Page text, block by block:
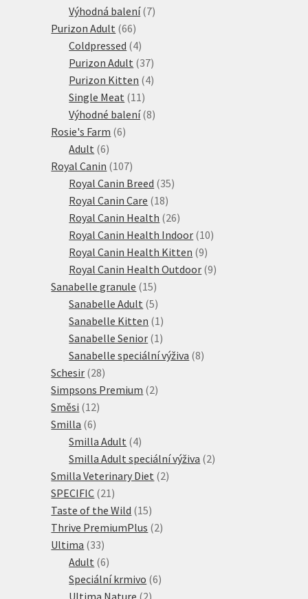
Výhodná balení 77
Purizon Adult 6666
produktů
Coldpressed 44
produkty
Purizon Adult 3737
produktů
Purizon Kitten 44
Single Meat 11 11
produktů
Výhodné balení 88
Rosie's Farm 66
Adult 66
produktů
Royal Canin 107107
produktů
Royal Canin Breed 3535
Royal Canin Care 1818
produktů
Royal Canin Health 2626
produktů
Royal Canin Health Indoor 1010
Royal Canin Health Kitten 99
produktů
Royal Canin Health Outdoor 99
Sanabelle granule 1515
produktů
Sanabelle Adult 55
produktů
Sanabelle Kitten 1 1
produkt
Sanabelle Senior 1 1
produkt
Sanabelle speciální výživa 88
Schesir 2828
produktů
Simpsons Premium 22
Směsi 1212
Smilla 66
produktů
Smilla Adult 44
produkty
Smilla Adult speciální výživa 22
Smilla Veterinary Diet 22
SPECIFIC 21 21
produktů
Taste of the Wild 1515
produktů
Thrive PremiumPlus 22
Ultima 3333
produktů
Adult 66
produktů
Speciální krmivo 66
Ultima Nature 22